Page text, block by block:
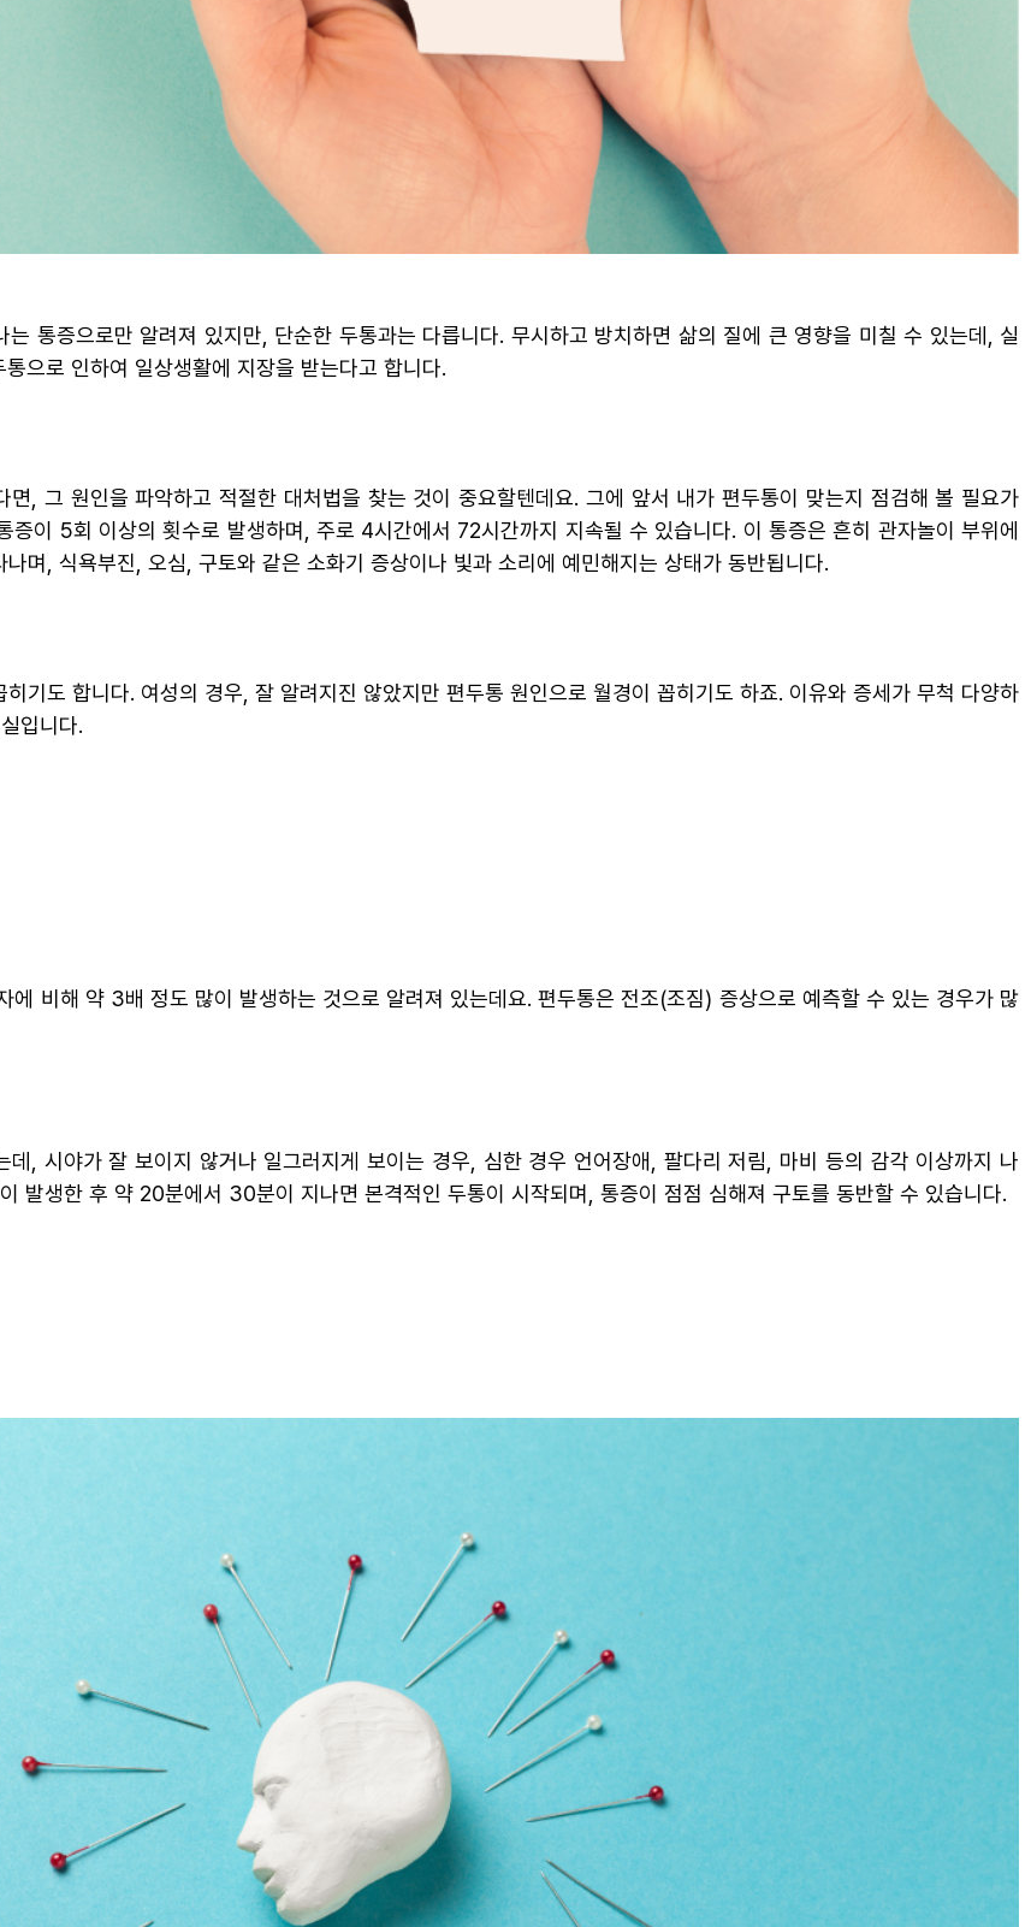
통증으로만 알려져 있지만, 단순한 두통과는 다릅니다. 무시하고 방치하면 삶의 질에 큰 영향을 미칠 수 있는데, 실
으로 인하여 일상생활에 지장을 받는다고 합니다.
면, 그 원인을 파악하고 적절한 대처법을 찾는 것이 중요할텐데요. 그에 앞서 내가 편두통이 맞는지 점검해 볼 필요가
증이 5회 이상의 횟수로 발생하며, 주로 4시간에서 72시간까지 지속될 수 있습니다. 이 통증은 흔히 관자놀이 부위에
며, 식욕부진, 오심, 구토와 같은 소화기 증상이나 빛과 소리에 예민해지는 상태가 동반됩니다.
기도 합니다. 여성의 경우, 잘 알려지진 않았지만 편두통 원인으로 월경이 꼽히기도 하죠. 이유와 증세가 무척 다양하
입니다.
에 비해 약 3배 정도 많이 발생하는 것으로 알려져 있는데요. 편두통은 전조(조짐) 증상으로 예측할 수 있는 경우가 많
데, 시야가 잘 보이지 않거나 일그러지게 보이는 경우, 심한 경우 언어장애, 팔다리 저림, 마비 등의 감각 이상까지 나
발생한 후 약 20분에서 30분이 지나면 본격적인 두통이 시작되며, 통증이 점점 심해져 구토를 동반할 수 있습니다.